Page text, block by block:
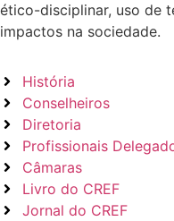
ético-disciplinar, uso de
impactos na sociedade.
História
Conselheiros
Diretoria
Profissionais
Câmaras
Livro do CREF
Jornal do CREF